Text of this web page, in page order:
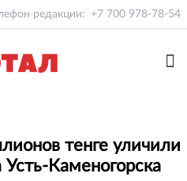
редакции: +7 700 978-78-54
тенге уличили
Усть-Каменогорска